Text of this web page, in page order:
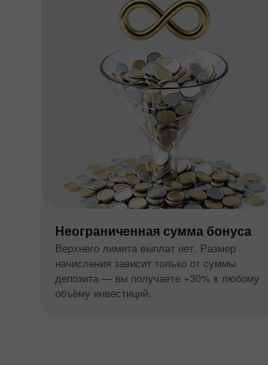
Неограниченная сумма бонуса
Верхнего лимита выплат нет. Размер
начисления зависит только от суммы
депозита — вы получаете +30% к любому
объёму инвестиций.